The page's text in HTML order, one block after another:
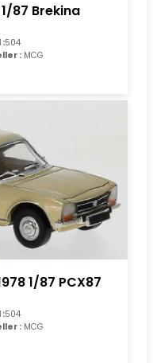
87 Brekina
:504
: MCG
1/87 PCX87
:504
: MCG